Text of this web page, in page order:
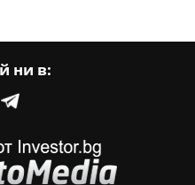
ни в: